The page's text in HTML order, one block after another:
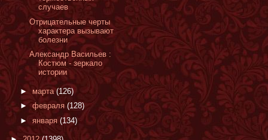
случаев
Отрицательные черты
характера вызывают
болезни
Александр Васильев :
Костюм - зеркало
истории
► марта(126)
►февраля (128)
► января (134)